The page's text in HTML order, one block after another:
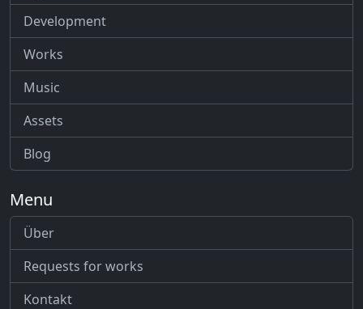
Development
Works
Music
Assets
Blog
Menu
Über
Requests for works
Kontakt